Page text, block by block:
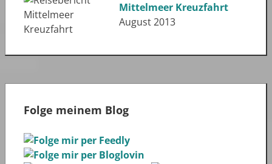
Mittelmeer Kreuzfahrt
August 2013
Folge meinem Blog